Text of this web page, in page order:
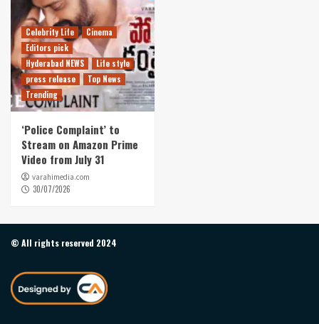
Celebrity Life
Cinema
Editors pick
Hyderabad NEWS
Life style
press release
Top News
Trending
‘Police Complaint’ to
Stream on Amazon Prime
Video from July 31
varahimedia.com
30/07/2026
© All rights reserved 2024